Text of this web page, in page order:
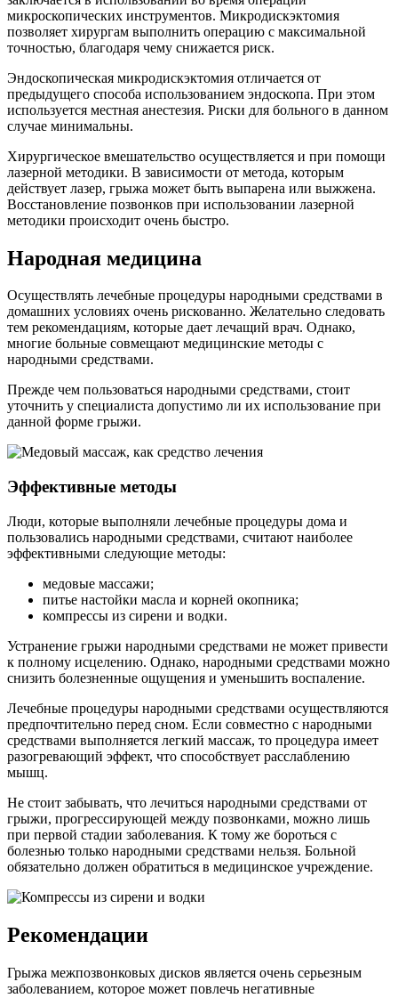
микроскопических инструментов. Микродискэктомия
позволяет хирургам выполнить операцию с максимальной
точностью, благодаря чему снижается риск.
Эндоскопическая микродискэктомия отличается от
предыдущего способа использованием эндоскопа. При этом
используется местная анестезия. Риски для больного в данном
случае минимальны.
Хирургическое вмешательство осуществляется и при помощи
лазерной методики. В зависимости от метода, которым
действует лазер, грыжа может быть выпарена или выжжена.
Восстановление позвонков при использовании лазерной
методики происходит очень быстро.
Народная медицина
Осуществлять лечебные процедуры народными средствами в
домашних условиях очень рискованно. Желательно следовать
тем рекомендациям, которые дает лечащий врач. Однако,
многие больные совмещают медицинские методы с
народными средствами.
Прежде чем пользоваться народными средствами, стоит
уточнить у специалиста допустимо ли их использование при
данной форме грыжи.
Эффективные методы
Люди, которые выполняли лечебные процедуры дома и
пользовались народными средствами, считают наиболее
эффективными следующие методы:
медовые массажи;
питье настойки масла и корней окопника;
компрессы из сирени и водки.
Устранение грыжи народными средствами не может привести
к полному исцелению. Однако, народными средствами можно
снизить болезненные ощущения и уменьшить воспаление.
Лечебные процедуры народными средствами осуществляются
предпочтительно перед сном. Если совместно с народными
средствами выполняется легкий массаж, то процедура имеет
разогревающий эффект, что способствует расслаблению
мышц.
Не стоит забывать, что лечиться народными средствами от
грыжи, прогрессирующей между позвонками, можно лишь
при первой стадии заболевания. К тому же бороться с
болезнью только народными средствами нельзя. Больной
обязательно должен обратиться в медицинское учреждение.
Рекомендации
Грыжа межпозвонковых дисков является очень серьезным
заболеванием, которое может повлечь негативные